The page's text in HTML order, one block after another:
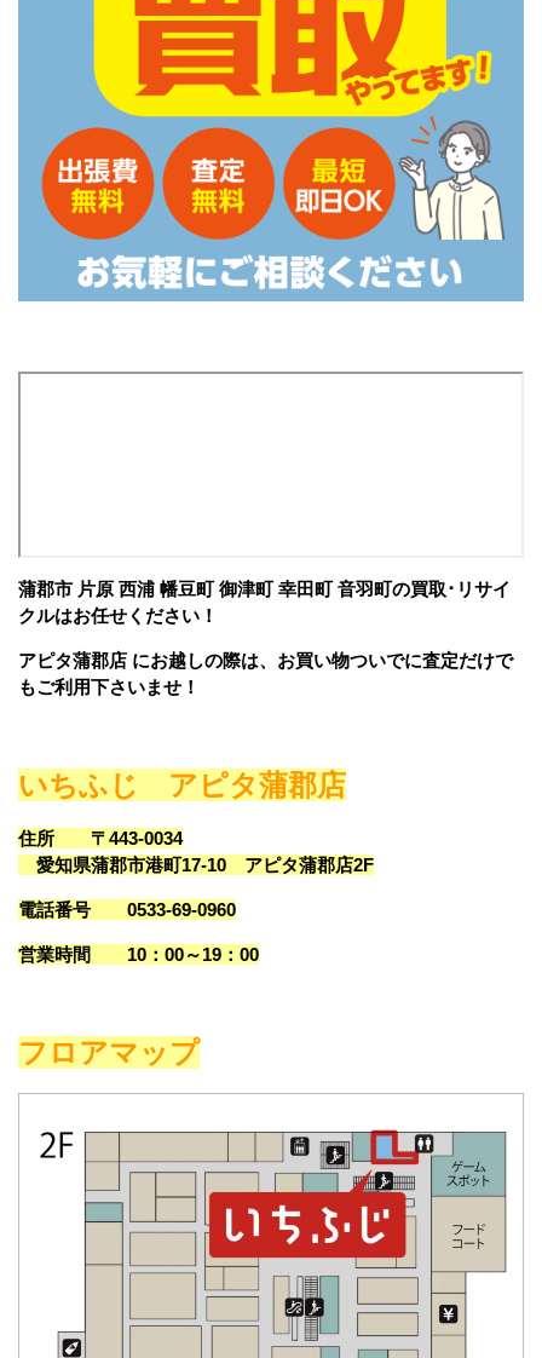
蒲郡市 片原 西浦 幡豆町 御津町 幸田町 音羽町の買取･リサイ
クルはお任せください！
アピタ蒲郡店 にお越しの際は、お買い物ついでに査定だけで
もご利用下さいませ！
いちふじ アピタ蒲郡店
住所 〒443-0034
愛知県蒲郡市港町17-10 アピタ蒲郡店2F
電話番号 0533-69-0960
営業時間 10：00～19：00
フロアマップ